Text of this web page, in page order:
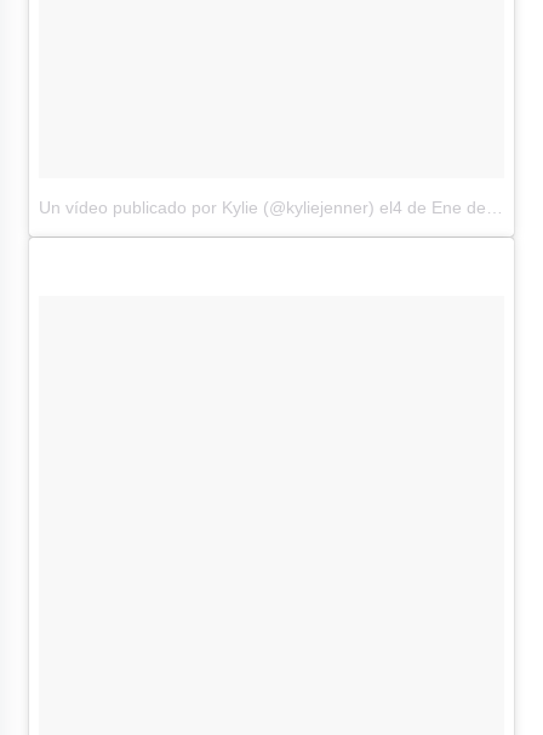
Un vídeo publicado por Kylie (@kyliejenner) el4 de Ene de 2017 a la(s) 3:23 PST